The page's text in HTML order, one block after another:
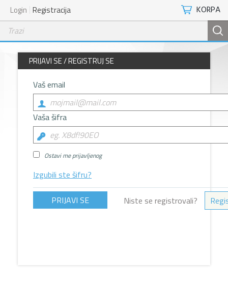
KORPA
Login Registracija
PRIJAVI SE / REGISTRUJ SE
Vaš email
Vaša šifra
Ostavi me prijavljenog
Izgubili ste šifru?
Niste se registrovali?